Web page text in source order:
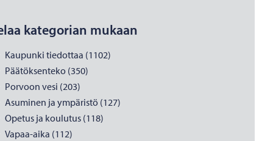
kategorian mukaan
Kaupunki tiedottaa (1102)
Päätöksenteko (350)
Porvoon vesi (203)
Asuminen ja ympäristö (127)
Opetus ja koulutus (118)
Vapaa-aika (112)